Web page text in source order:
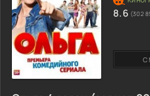
8.6 (302